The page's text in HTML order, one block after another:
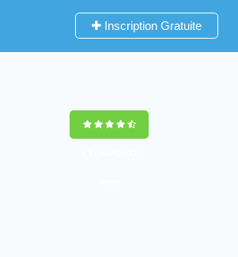
Inscription Gratuite